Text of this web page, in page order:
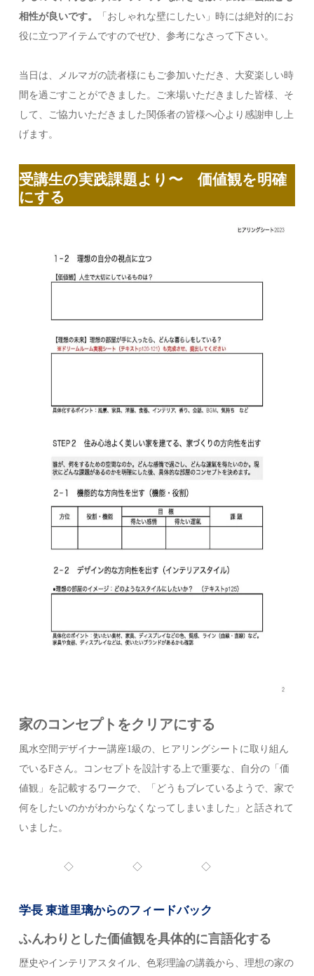
相性が良いです。
「おしゃれな壁にしたい」時には絶対的にお
役に立つアイテムですのでぜひ、参考になさって下さい。
当日は、メルマガの読者様にもご参加いただき、大変楽しい時
間を過ごすことができました。ご来場いただきました皆様、そ
して、ご協力いただきました関係者の皆様へ心より感謝申し上
げます。
受講生の実践課題より〜 価値観を明確
にする
家のコンセプトをクリアにする
風水空間デザイナー講座1級の、ヒアリングシートに取り組ん
でいるFさん。コンセプトを設計する上で重要な、自分の「価
値観」を記載するワークで、「どうもブレているようで、家で
何をしたいのかがわからなくなってしまいました」と話されて
いました。
◇ ◇ ◇
学長 東道里璃からのフィードバック
ふんわりとした価値観を具体的に言語化する
歴史やインテリアスタイル、色彩理論の講義から、理想の家の